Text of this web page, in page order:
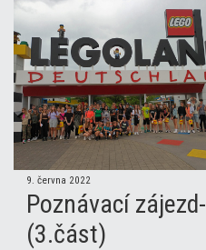
9. června 2022
Poznávací
(3.část)